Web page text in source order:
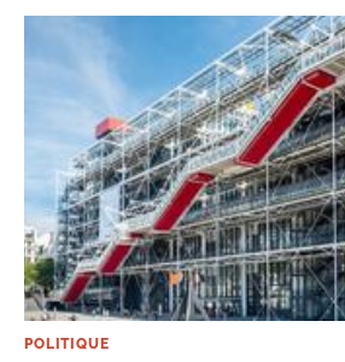
POLITIQUE